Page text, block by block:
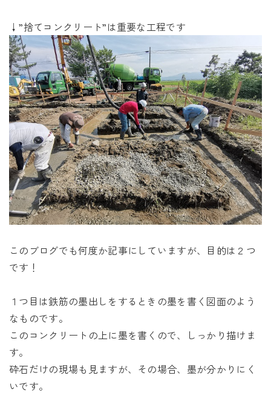
↓”捨てコンクリート”は重要な工程です
このブログでも何度か記事にしていますが、目的は２つ
です！
１つ目は鉄筋の墨出しをするときの墨を書く図面のよう
なものです。
このコンクリートの上に墨を書くので、しっかり描けま
す。
砕石だけの現場も見ますが、その場合、墨が分かりにく
いです。